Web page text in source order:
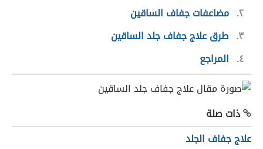
٢ مضاعفات جفاف الساقين
٣ طرق علاج جفاف جلد الساقين
٤
المراجع
ذات صلة
علاج جفاف الجلد